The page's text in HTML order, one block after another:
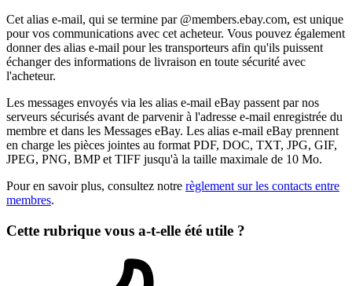
Cet alias e-mail, qui se termine par @members.ebay.com, est unique
pour vos communications avec cet acheteur. Vous pouvez également
donner des alias e-mail pour les transporteurs afin qu'ils puissent
échanger des informations de livraison en toute sécurité avec
l'acheteur.
Les messages envoyés via les alias e-mail eBay passent par nos
serveurs sécurisés avant de parvenir à l'adresse e-mail enregistrée du
membre et dans les Messages eBay. Les alias e-mail eBay prennent
en charge les pièces jointes au format PDF, DOC, TXT, JPG, GIF,
JPEG, PNG, BMP et TIFF jusqu'à la taille maximale de 10 Mo.
Pour en savoir plus, consultez notre règlement sur les contacts entre
membres.
Cette rubrique vous a-t-elle été utile ?